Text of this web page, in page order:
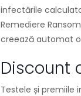
infectările
Remediere
creează automat
Discount
Testele și premiile